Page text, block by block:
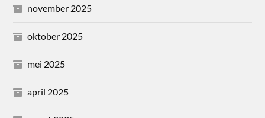
november 2025
oktober 2025
mei 2025
april 2025